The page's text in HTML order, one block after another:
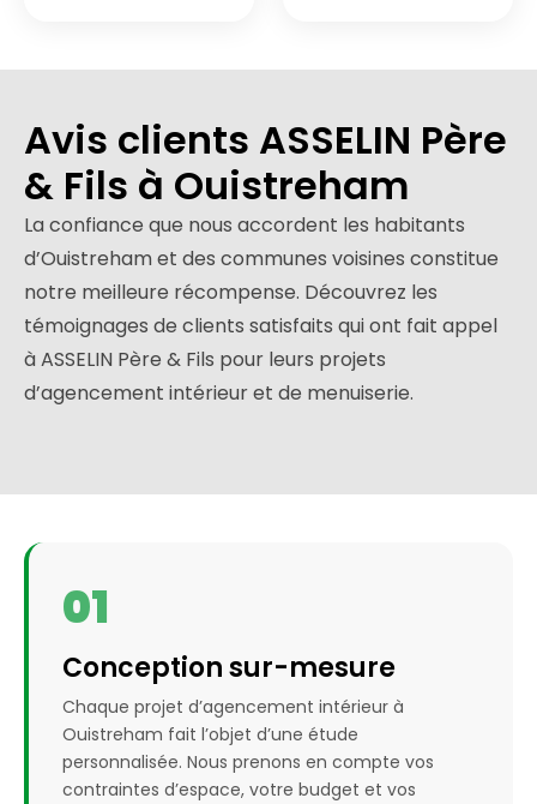
Avis clients ASSELIN Père
& Fils à Ouistreham
La confiance que nous accordent les habitants
d’Ouistreham et des communes voisines constitue
notre meilleure récompense. Découvrez les
témoignages de clients satisfaits qui ont fait appel
à ASSELIN Père & Fils pour leurs projets
d’agencement intérieur et de menuiserie.
01
Conception sur-mesure
Chaque projet d’agencement intérieur à
Ouistreham fait l’objet d’une étude
personnalisée. Nous prenons en compte vos
contraintes d’espace, votre budget et vos